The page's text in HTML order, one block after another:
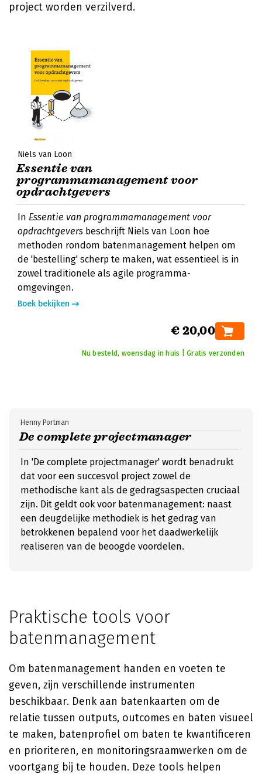
project worden verzilverd.
Niels van Loon
Essentie van
programmamanagement voor
opdrachtgevers
In Essentie van programmamanagement voor
opdrachtgevers beschrijft Niels van Loon hoe
methoden rondom batenmanagement helpen om
de 'bestelling' scherp te maken, wat essentieel is in
zowel traditionele als agile programma-
omgevingen.
Boek bekijken
€ 20,00
Nu besteld, woensdag in huis | Gratis verzonden
De complete projectmanager
Henny Portman
In 'De complete projectmanager' wordt benadrukt
dat voor een succesvol project zowel de
methodische kant als de gedragsaspecten cruciaal
zijn. Dit geldt ook voor batenmanagement: naast
een deugdelijke methodiek is het gedrag van
betrokkenen bepalend voor het daadwerkelijk
realiseren van de beoogde voordelen.
Praktische tools voor
batenmanagement
Om batenmanagement handen en voeten te
geven, zijn verschillende instrumenten
beschikbaar. Denk aan batenkaarten om de
relatie tussen outputs, outcomes en baten visueel
te maken, batenprofiel om baten te kwantificeren
en prioriteren, en monitoringsraamwerken om de
voortgang bij te houden. Deze tools helpen